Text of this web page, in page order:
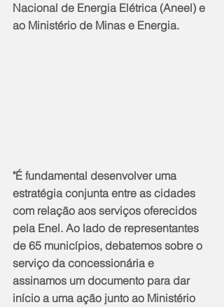
Nacional de Energia Elétrica (Aneel) e
ao Ministério de Minas e Energia.
"É fundamental desenvolver uma
estratégia conjunta entre as cidades
com relação aos serviços oferecidos
pela Enel. Ao lado de representantes
de 65 municípios, debatemos sobre o
serviço da concessionária e
assinamos um documento para dar
início a uma ação junto ao Ministério